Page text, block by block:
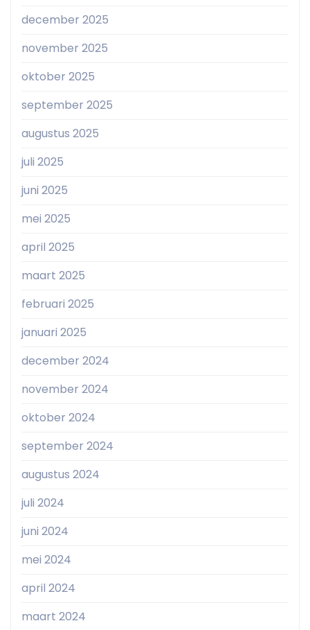
december 2025
november 2025
oktober 2025
september 2025
augustus 2025
juli 2025
juni 2025
mei 2025
april 2025
maart 2025
februari 2025
januari 2025
december 2024
november 2024
oktober 2024
september 2024
augustus 2024
juli 2024
juni 2024
mei 2024
april 2024
maart 2024